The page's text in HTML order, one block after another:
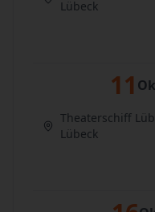
Lübeck
11
Theaterschiff
Lübeck